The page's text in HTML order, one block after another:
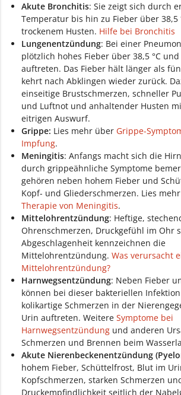
Akute Bronchitis: Sie zeigt sich durch
Temperatur bis hin zu Fieber über 38,5
trockenem Husten. Hilfe bei Bronchitis
Lungenentzündung: Bei einer
plötzlich hohes Fieber über 38,5 °C
auftreten. Das Fieber hält länger als
kehrt nach Abklingen wieder zurück.
einseitige Brustschmerzen, schneller
und Luftnot und anhaltender Husten
eitrigen Auswurf.
Grippe: Lies mehr über Grippe-
Impfung.
Meningitis: Anfangs macht sich die
durch grippeähnliche Symptome
gehören neben hohem Fieber und
Kopf- und Gliederschmerzen. Lies
Therapie von Meningitis.
Mittelohrentzündung: Heftige,
Ohrenschmerzen, Druckgefühl im Ohr
Abgeschlagenheit kennzeichnen die
Mittelohrentzündung.Was verursacht
Mittelohrentzündung?
Harnwegsentzündung: Neben Fieber
können bei dieser bakteriellen
kolikartige Schmerzen in der
Urin auftreten. WeitereSymptome bei
Harnwegsentzündung und anderen
Schmerzen und Brennen beim
Akute Nierenbeckenentzündung
hohem Fieber, Schüttelfrost, Blut im
Kopfschmerzen, starken Schmerzen
Druckempfindlichkeit seitlich der